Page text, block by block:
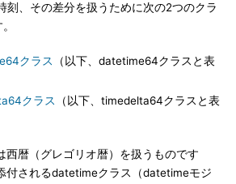
、その差分を扱うために次の2つのクラ
クラス
（以下、datetime64クラスと表
クラス
（以下、timedelta64クラスと表
暦（グレゴリオ暦）を扱うものです
付されるdatetimeクラス（datetimeモジ